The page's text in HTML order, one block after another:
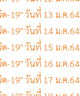
ด-19" วันที่ 13 ม.ค.64
ด-19" วันที่ 14 ม.ค.64
ด-19" วันที่ 15 ม.ค.64
ด-19" วันที่ 16 ม.ค.64
ด-19" วันที่ 17 ม.ค.64